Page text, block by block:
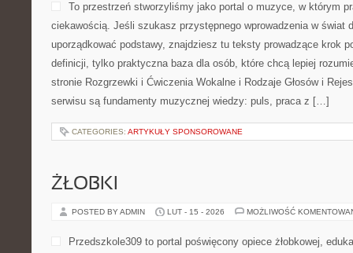
To przestrzeń stworzyliśmy jako portal o muzyce, w którym
ciekawością. Jeśli szukasz przystępnego wprowadzenia w świat
uporządkować podstawy, znajdziesz tu teksty prowadzące krok
definicji, tylko praktyczna baza dla osób, które chcą lepiej
stronie Rozgrzewki i Ćwiczenia Wokalne i Rodzaje Głosów i
serwisu są fundamenty muzycznej wiedzy: puls, praca z […]
CATEGORIES: ARTYKUŁY SPONSOROWANE
ŻŁOBKI
POSTED BY ADMIN LUT - 15 - 2026 MOŻLIWOŚĆ
Przedszkole309 to portal poświęcony opiece żłobkowej,